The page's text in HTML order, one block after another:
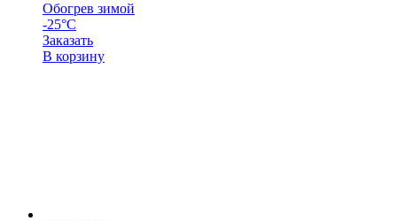
Обогрев зимой
-25°C
Заказать
В корзину